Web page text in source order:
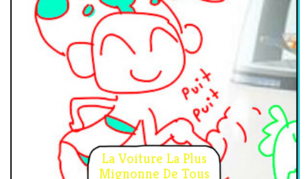
La Voiture La Plus
Mignonne De Tous